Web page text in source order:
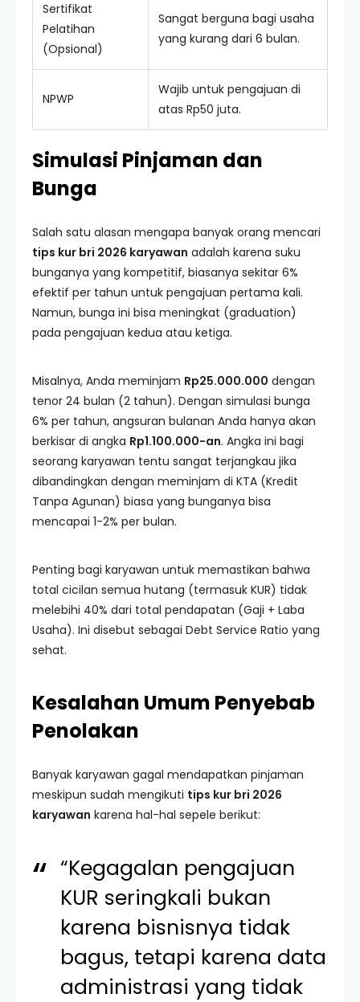
Sertifikat
Pelatihan
(Opsional)
Sangat berguna bagi usaha
yang kurang dari 6 bulan.
NPWP
Wajib untuk pengajuan di
atas Rp50 juta.
Simulasi Pinjaman dan
Bunga
Salah satu alasan mengapa banyak orang mencari
tips kur bri 2026 karyawan adalah karena suku
bunganya yang kompetitif, biasanya sekitar 6%
efektif per tahun untuk pengajuan pertama kali.
Namun, bunga ini bisa meningkat (graduation)
pada pengajuan kedua atau ketiga.
Misalnya, Anda meminjam Rp25.000.000 dengan
tenor 24 bulan (2 tahun). Dengan simulasi bunga
6% per tahun, angsuran bulanan Anda hanya akan
berkisar di angka Rp1.100.000-an. Angka ini bagi
seorang karyawan tentu sangat terjangkau jika
dibandingkan dengan meminjam di KTA (Kredit
Tanpa Agunan) biasa yang bunganya bisa
mencapai 1-2% per bulan.
Penting bagi karyawan untuk memastikan bahwa
total cicilan semua hutang (termasuk KUR) tidak
melebihi 40% dari total pendapatan (Gaji + Laba
Usaha). Ini disebut sebagai Debt Service Ratio yang
sehat.
Kesalahan Umum Penyebab
Penolakan
Banyak karyawan gagal mendapatkan pinjaman
meskipun sudah mengikuti tips kur bri 2026
karyawan karena hal-hal sepele berikut:
“Kegagalan pengajuan
KUR seringkali bukan
karena bisnisnya tidak
bagus, tetapi karena data
administrasi yang tidak